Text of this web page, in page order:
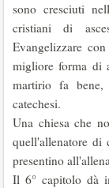
sono cresciuti
cristiani di
Evangelizzare
migliore forma di
martirio fa bene,
catechesi.
Una chiesa che
quell'allenatore di
presentino
Il 6° capitolo dà